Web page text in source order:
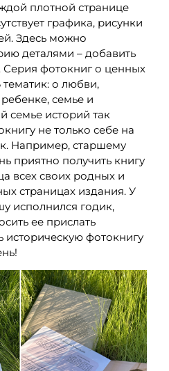
плотной странице
графика, рисунки
Здесь можно
деталями – добавить
Серия фотокниг о ценных
тематик: о любви,
семье и
семье историй так
не только себе на
Например, старшему
приятно получить книгу
всех своих родных и
страницах издания. У
исполнился годик,
ее прислать
историческую фотокнигу